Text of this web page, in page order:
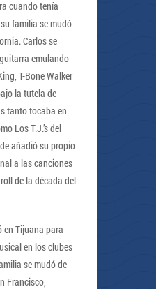
cuando tenía
familia se mudó
Carlos se
emulando
T-Bone Walker
la tutela de
tanto tocaba en
Los T.J.’s del
añadió su propio
a las canciones
de la década del
en Tijuana para
en los clubes
se mudó de
Francisco,